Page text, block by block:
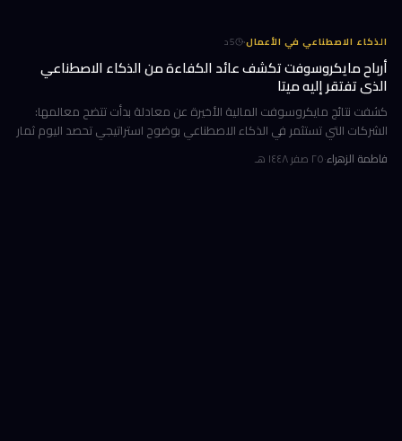
الذكاء الاصطناعي في الأعمال·
5د
أرباح مايكروسوفت تكشف عائد الكفاءة من الذكاء الاصطناعي
الذي تفتقر إليه ميتا
كشفت نتائج مايكروسوفت المالية الأخيرة عن معادلة بدأت تتضح معالمها:
الشركات التي تستثمر في الذكاء الاصطناعي بوضوح استراتيجي تحصد اليوم ثمار
الكفاءة وخفض التكاليف، بينما تتعثر أخرى في تحويل إنفاقها الضخ
فاطمة الزهراء·٢٥ صفر ١٤٤٨ هـ